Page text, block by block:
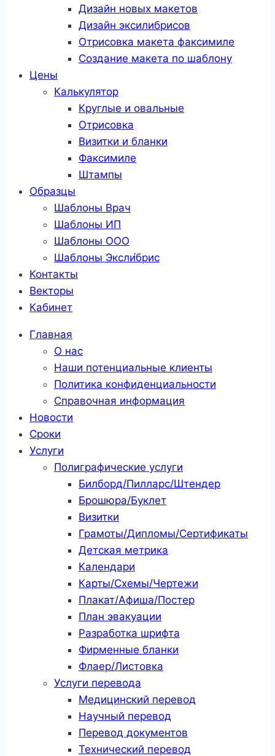
Дизайн новых макетов
Дизайн эксилибрисов
Отрисовка макета факсимиле
Создание макета по шаблону
Цены
Калькулятор
Круглые и овальные
Отрисовка
Визитки и бланки
Факсимиле
Штампы
Образцы
Шаблоны Врач
Шаблоны ИП
Шаблоны ООО
Шаблоны Эксли́брис
Контакты
Векторы
Кабинет
Главная
О нас
Наши потенциальные клиенты
Политика конфиденциальности
Справочная информация
Новости
Сроки
Услуги
Полиграфические услуги
Билборд/Пилларс/Штендер
Брошюра/Буклет
Визитки
Грамоты/Дипломы/Сертификаты
Детская метрика
Календари
Карты/Схемы/Чертежи
Плакат/Афиша/Постер
План эвакуации
Разработка шрифта
Фирменные бланки
Флаер/Листовка
Услуги перевода
Медицинский перевод
Научный перевод
Перевод документов
Технический перевод